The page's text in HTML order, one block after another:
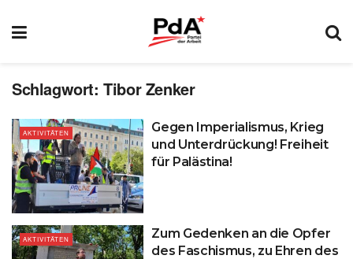
Schlagwort:Tibor Zenker
AKTIVITÄTEN
Gegen Imperialismus, Krieg
und Unterdrückung! Freiheit
für Palästina!
AKTIVITÄTEN
Zum Gedenken an die Opfer
des Faschismus, zu Ehren des